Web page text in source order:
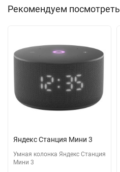
Рекомендуем посмотреть
Яндекс Станция Мини 3
Умная колонка Яндекс Станция
Мини 3